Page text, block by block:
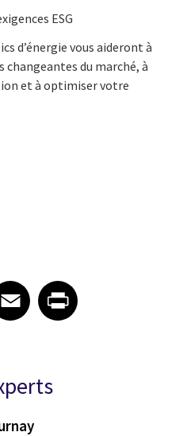
ESG
d’énergie vous aideront à
changeantes du marché, à
et à optimiser votre
article on Email
EmailShare article on Print